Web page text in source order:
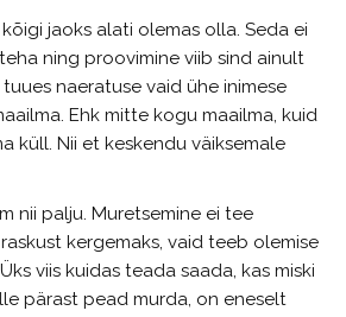
jaoks alati olemas olla. Seda ei
ning proovimine viib sind ainult
naeratuse vaid ühe inimese
Ehk mitte kogu maailma, kuid
küll. Nii et keskendu väiksemale
nii palju. Muretsemine ei tee
kergemaks, vaid teeb olemise
viis kuidas teada saada, kas miski
pärast pead murda, on eneselt